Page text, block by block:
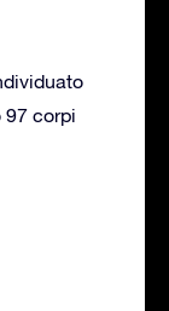
97 corpi